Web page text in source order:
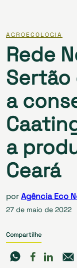
AGROECOLOGIA
Rede
a
a
Ceará
porAgência Eco
27 de maio de 2022
Compartilhe